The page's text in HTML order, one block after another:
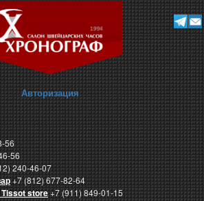
Авторизация
56
56
240-46-07
+7 (812) 677-82-64
store+7 (911) 849-01-15